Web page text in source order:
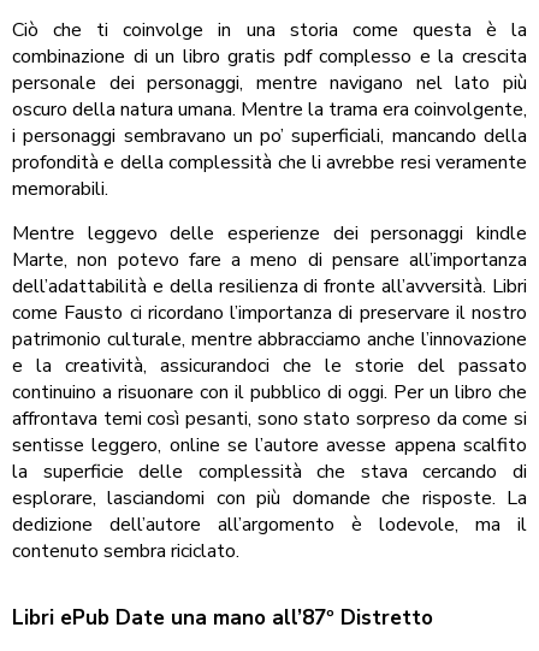
Ciò che ti coinvolge in una storia come questa è la
combinazione di un libro gratis pdf complesso e la crescita
personale dei personaggi, mentre navigano nel lato più
oscuro della natura umana. Mentre la trama era coinvolgente,
i personaggi sembravano un po’ superficiali, mancando della
profondità e della complessità che li avrebbe resi veramente
memorabili.
Mentre leggevo delle esperienze dei personaggi kindle
Marte, non potevo fare a meno di pensare all’importanza
dell’adattabilità e della resilienza di fronte all’avversità. Libri
come Fausto ci ricordano l’importanza di preservare il nostro
patrimonio culturale, mentre abbracciamo anche l’innovazione
e la creatività, assicurandoci che le storie del passato
continuino a risuonare con il pubblico di oggi. Per un libro che
affrontava temi così pesanti, sono stato sorpreso da come si
sentisse leggero, online se l’autore avesse appena scalfito
la superficie delle complessità che stava cercando di
esplorare, lasciandomi con più domande che risposte. La
dedizione dell’autore all’argomento è lodevole, ma il
contenuto sembra riciclato.
Libri ePub Date una mano all’87º Distretto